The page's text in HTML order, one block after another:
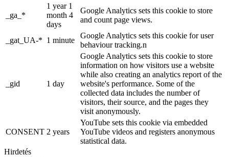
_ga_*
1 year 1
month 4
days
Google Analytics sets this cookie to store
and count page views.
_gat_UA-* 1 minute
Google Analytics sets this cookie for user
behaviour tracking.n
_gid 1 day
Google Analytics sets this cookie to store
information on how visitors use a website
while also creating an analytics report of the
website's performance. Some of the
collected data includes the number of
visitors, their source, and the pages they
visit anonymously.
CONSENT 2 years
YouTube sets this cookie via embedded
YouTube videos and registers anonymous
statistical data.
Hirdetés